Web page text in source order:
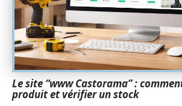
Le site “www Castorama” :
produit et vérifier un stock